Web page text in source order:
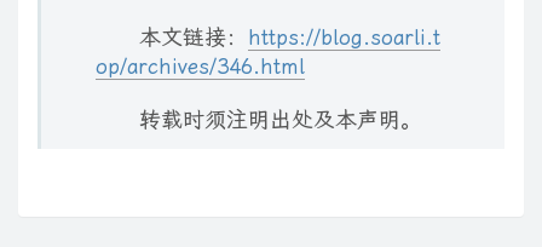
本文链接：
https://blog.soarli.t
op/archives/346.html
转载时须注明出处及本声明。